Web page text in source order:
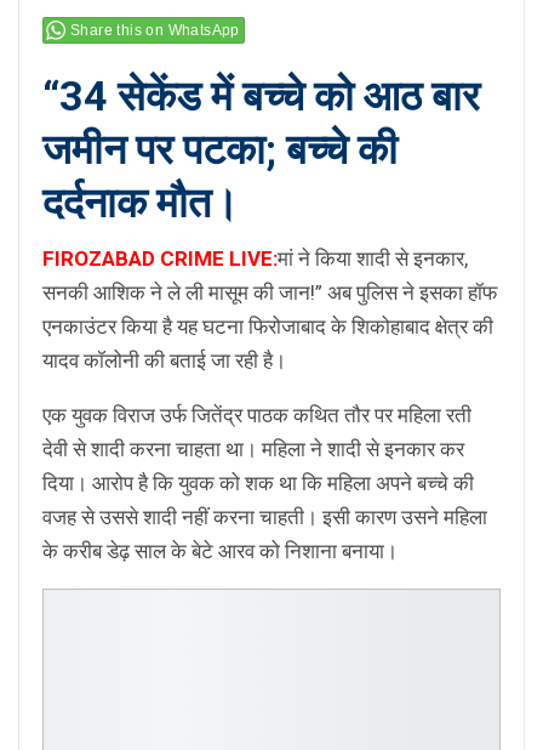
Share this on WhatsApp
“34 सेकेंड में बच्चे को आठ बार
जमीन पर पटका; बच्चे की
दर्दनाक मौत।
FIROZABAD CRIME LIVE:मां ने किया शादी से इनकार,
सनकी आशिक ने ले ली मासूम की जान!” अब पुलिस ने इसका हॉफ
एनकाउंटर किया है यह घटना फिरोजाबाद के शिकोहाबाद क्षेत्र की
यादव कॉलोनी की बताई जा रही है।
एक युवक विराज उर्फ जितेंद्र पाठक कथित तौर पर महिला रती
देवी से शादी करना चाहता था। महिला ने शादी से इनकार कर
दिया। आरोप है कि युवक को शक था कि महिला अपने बच्चे की
वजह से उससे शादी नहीं करना चाहती। इसी कारण उसने महिला
के करीब डेढ़ साल के बेटे आरव को निशाना बनाया।